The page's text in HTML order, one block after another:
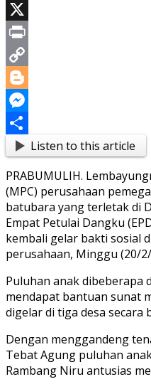
WhatsApp
X
Print
Copy
Link
Blogger
Messenger
ShareListen to this article
PRABUMULIH.
(MPC) perusahaan
batubara yang terletak di
Empat Petulai Dangku
kembali gelar bakti sosial
perusahaan, Minggu (20/
Puluhan anak dibeberapa
mendapat bantuan sunat
digelar di tiga desa secara
Dengan menggandeng
Tebat Agung puluhan
Rambang Niru antusias